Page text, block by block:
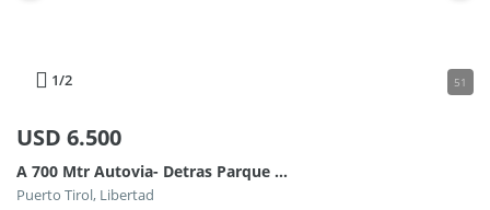
1/2 51
USD 6.500
A 700 Mtr Autovia- Detras Parque Industrial
Puerto Tirol, Libertad